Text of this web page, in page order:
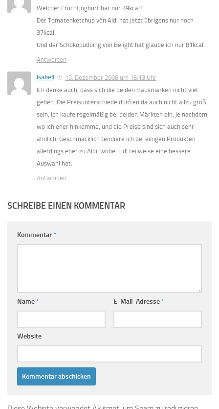
Welcher Fruchtjoghurt hat nur 39kcal?
Der Tomatenketchup vón Aldi hat jetzt übrigens nur noch
37kcal.
Und der Schokopudding von Belight hat glaube ich nur 81kcal
Antworten
Isabell
15. Dezember 2008 um 16:13 Uhr
Ich denke auch, dass sich die beiden Hausmarken nicht viel
geben. Die Preisunterschiede dürften da auch nicht allzu groß
sein, ich kaufe regelmäßig bei beiden Märkten ein, je nachdem,
wo ich eher hinkomme, und die Preise sind sich auch sehr
ähnlich. Geschmacklich tendiere ich bei einigen Produkten
allerdings eher zu Aldi, wobei Lidl teilweise eine bessere
Auswahl hat.
Antworten
SCHREIBE EINEN KOMMENTAR
Kommentar*
Name* E-Mail-Adresse*
Website